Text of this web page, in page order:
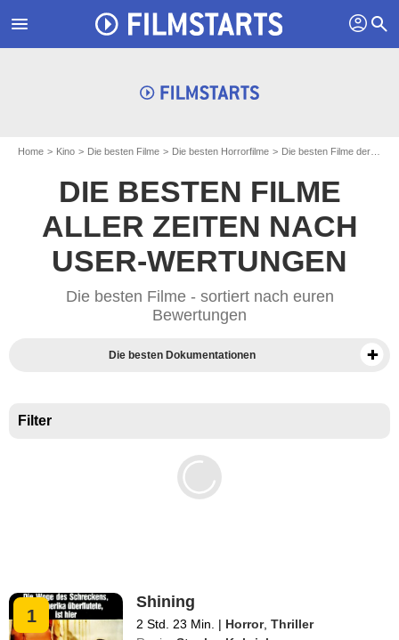
menu profil search
Home Kino Die besten Filme Die besten Horrorfilme Die besten Filme der 80er Jahre
DIE BESTEN FILME
ALLER ZEITEN NACH
USER-WERTUNGEN
Die besten Filme - sortiert nach euren
Bewertungen
Die besten Dokumentationen
Filter
1
Shining
2 Std. 23 Min. | Horror,Thriller